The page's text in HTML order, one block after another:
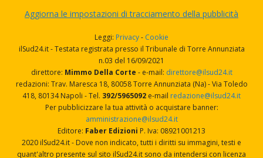
Aggiorna le impostazioni di tracciamento della pubblicità
Leggi: Privacy- Cookie
ilSud24.it - Testata registrata presso il Tribunale di Torre Annunziata
n.03 del 16/09/2021
direttore: Mimmo Della Corte - e-mail: direttore@ilsud24.it
redazioni: Trav. Maresca 18, 80058 Torre Annunziata (Na) - Via Toledo
418, 80134 Napoli - Tel. 392/5965092 e-mail redazione@ilsud24.it
Per pubblicizzare la tua attività o acquistare banner:
amministrazione@ilsud24.it
Editore: Faber Edizioni P. Iva: 08921001213
2020 ilSud24.it - Dove non indicato, tutti i diritti su immagini, testi e
quant'altro presente sul sito ilSud24.it sono da intendersi con licenza